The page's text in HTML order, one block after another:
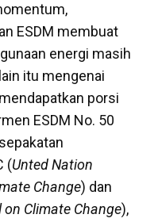
ESDM membuat
energi masih
itu mengenai
porsi
ESDM No. 50
(Unted Nation
Change) dan
Climate Change),